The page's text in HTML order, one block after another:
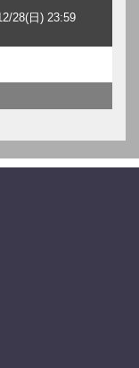
28(日) 23:59